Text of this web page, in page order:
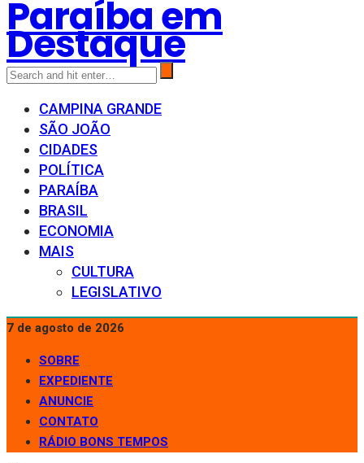
Paraíba em
Destaque
CAMPINA GRANDE
SÃO JOÃO
CIDADES
POLÍTICA
PARAÍBA
BRASIL
ECONOMIA
MAIS
CULTURA
LEGISLATIVO
7 de agosto de 2026
SOBRE
EXPEDIENTE
ANUNCIE
CONTATO
RÁDIO BONS TEMPOS